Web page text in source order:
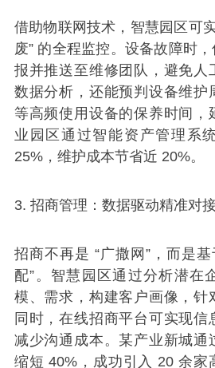
借助物联网技术，智慧园区可
废” 的全程监控。设备故障时
报并推送至维修团队，避免人
数据分析，还能预判设备维护
等高频使用设备的保养时间，
业园区通过智能资产管理系
25%，维护成本节省近 20%。
3. 招商管理：数据驱动精准对
招商不再是 “广撒网”，而是
配”。智慧园区通过分析潜在
模、需求，构建客户画像，针
同时，在线招商平台可实现信
减少沟通成本。某产业新城通
缩短 40%，成功引入 20 余家